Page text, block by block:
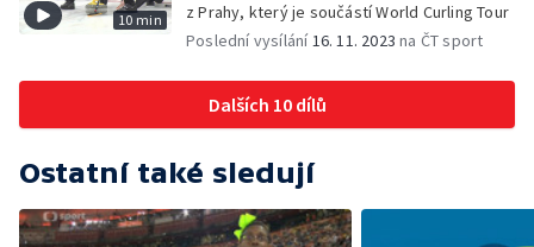
10 min
z Prahy, který je součástí World Curling Tour
Poslední vysílání16. 11. 2023 na ČT sport
Dalších 10 dílů
Ostatní také sledují